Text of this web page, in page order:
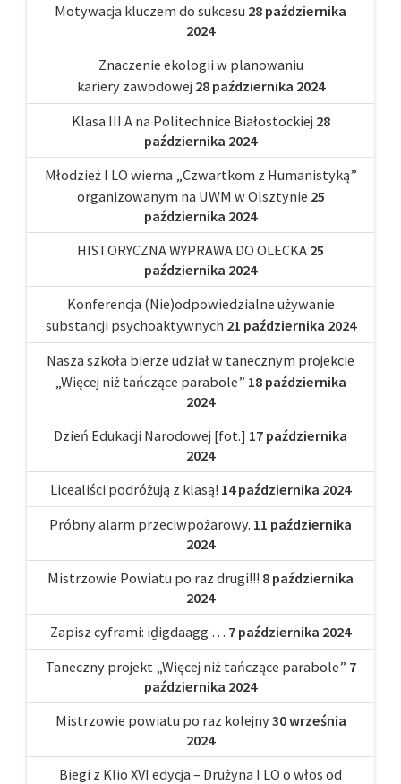
Motywacja kluczem do sukcesu 28 października
2024
Znaczenie ekologii w planowaniu
kariery zawodowej 28 października 2024
Klasa III A na Politechnice Białostockiej 28
października 2024
Młodzież I LO wierna „Czwartkom z Humanistyką”
organizowanym na UWM w Olsztynie 25
października 2024
HISTORYCZNA WYPRAWA DO OLECKA 25
października 2024
Konferencja (Nie)odpowiedzialne używanie
substancji psychoaktywnych 21 października 2024
Nasza szkoła bierze udział w tanecznym projekcie
„Więcej niż tańczące parabole” 18 października
2024
Dzień Edukacji Narodowej [fot.] 17 października
2024
Licealiści podróżują z klasą! 14 października 2024
Próbny alarm przeciwpożarowy. 11 października
2024
Mistrzowie Powiatu po raz drugi!!! 8 października
2024
Zapisz cyframi: iḏigdaagg … 7 października 2024
Taneczny projekt „Więcej niż tańczące parabole” 7
października 2024
Mistrzowie powiatu po raz kolejny30 września
2024
Biegi z Klio XVI edycja – Drużyna I LO o włos od